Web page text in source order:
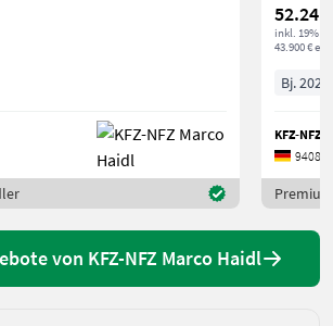
52.241
inkl. 19%
43.900 €
Bj. 2020
KFZ-NFZ
94089
von KFZ-NFZ Marco Haidl